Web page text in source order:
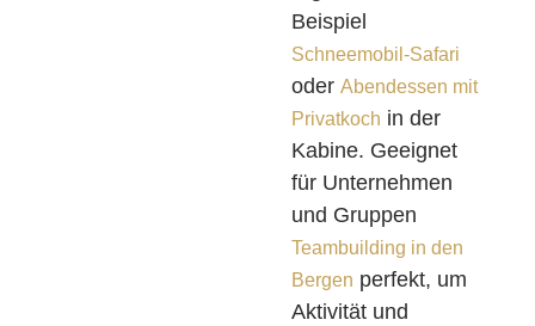
Beispiel
Schneemobil-Safari
oder Abendessen mit
Privatkoch in der
Kabine. Geeignet
für Unternehmen
und Gruppen
Teambuilding in den
Bergen perfekt, um
Aktivität und